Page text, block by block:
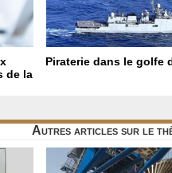
de la
Piraterie dans le golfe
Autres articles sur le